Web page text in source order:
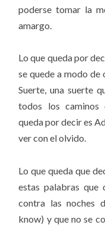
poderse tomar la
amargo.
Lo que queda por
se quede a modo de
Suerte, una suerte
todos los caminos
queda por decir es
ver con el olvido.
Lo que queda que
estas palabras
contra las noches
know) y que no se